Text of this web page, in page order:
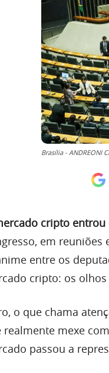
Brasília - ANDREONI
cripto
em
entre os
cripto: os
o que chama
realmente mexe
passou a